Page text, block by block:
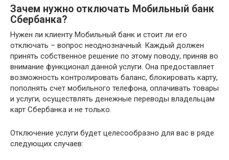
Зачем нужно отключать Мобильный банк
Сбербанка?
Нужен ли клиенту Мобильный банк и стоит ли его
отключать – вопрос неоднозначный. Каждый должен
принять собственное решение по этому поводу, приняв во
внимание функционал данной услуги. Она предоставляет
возможность контролировать баланс, блокировать карту,
пополнять счет мобильного телефона, оплачивать товары
и услуги, осуществлять денежные переводы владельцам
карт Сбербанка и не только.
Отключение услуги будет целесообразно для вас в ряде
следующих случаев: